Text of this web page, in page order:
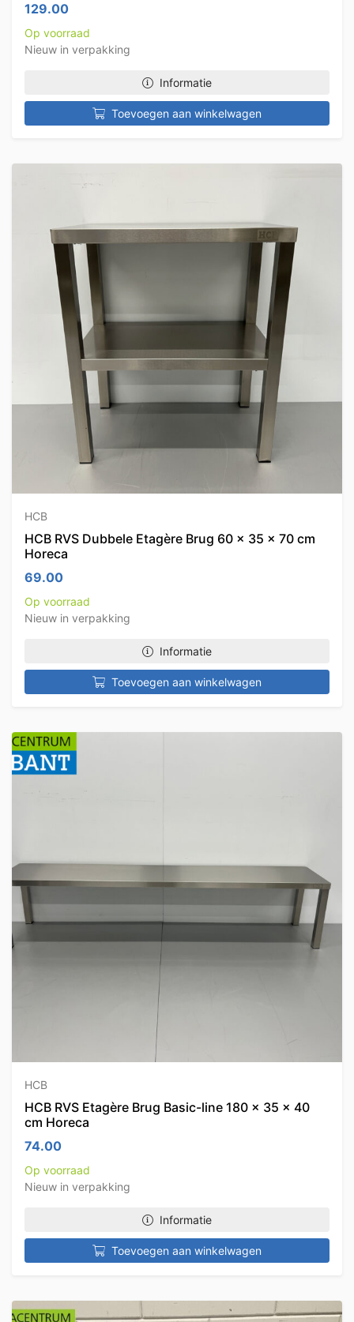
129.00
Op voorraad
Nieuw in verpakking
Informatie
Toevoegen aan winkelwagen
HCB
HCB RVS Dubbele Etagère Brug 60 x 35 x 70 cm
Horeca
69.00
Op voorraad
Nieuw in verpakking
Informatie
Toevoegen aan winkelwagen
HCB
HCB RVS Etagère Brug Basic-line 180 x 35 x 40
cm Horeca
74.00
Op voorraad
Nieuw in verpakking
Informatie
Toevoegen aan winkelwagen